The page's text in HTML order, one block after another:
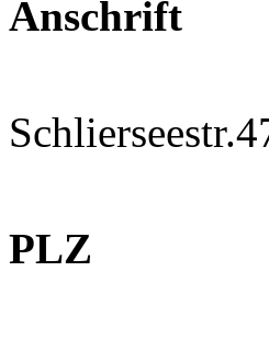
Anschrift
PLZ